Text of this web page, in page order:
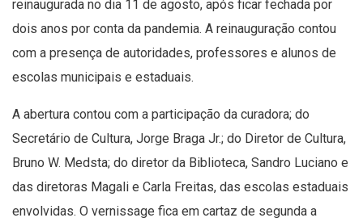
reinaugurada no dia 11 de agosto, após ficar fechada por
dois anos por conta da pandemia. A reinauguração contou
com a presença de autoridades, professores e alunos de
escolas municipais e estaduais.
A abertura contou com a participação da curadora; do
Secretário de Cultura, Jorge Braga Jr.; do Diretor de Cultura,
Bruno W. Medsta; do diretor da Biblioteca, Sandro Luciano e
das diretoras Magali e Carla Freitas, das escolas estaduais
envolvidas. O vernissage fica em cartaz de segunda a